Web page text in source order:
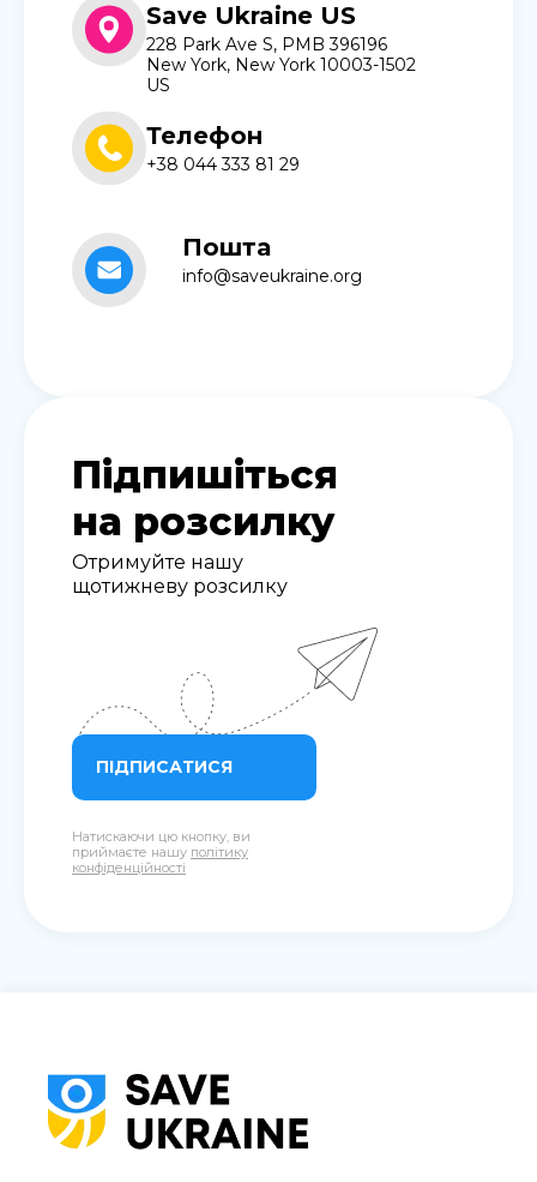
Save Ukraine US
228 Park Ave S, PMB 396196
New York, New York 10003-1502
US
Телефон
+38 044 333 81 29
Пошта
info@saveukraine.org
Підпишіться
на розсилку
Отримуйте нашу
щотижневу розсилку
ПІДПИСАТИСЯ
Натискаючи цю кнопку, ви
приймаєте нашу політику
конфіденційності